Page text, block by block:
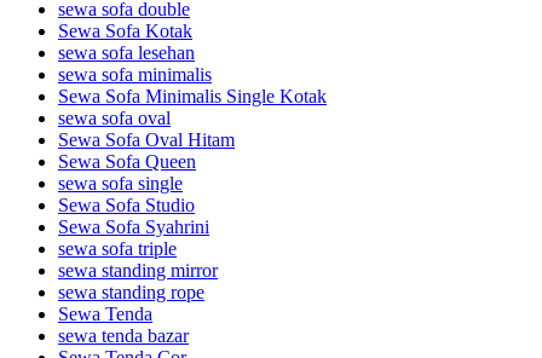
sewa sofa double
Sewa Sofa Kotak
sewa sofa lesehan
sewa sofa minimalis
Sewa Sofa Minimalis Single Kotak
sewa sofa oval
Sewa Sofa Oval Hitam
Sewa Sofa Queen
sewa sofa single
Sewa Sofa Studio
Sewa Sofa Syahrini
sewa sofa triple
sewa standing mirror
sewa standing rope
Sewa Tenda
sewa tenda bazar